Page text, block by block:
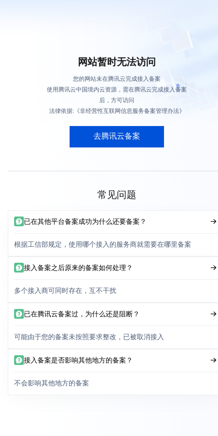
网站暂时无法访问
您的网站未在腾讯云完成接入备案
使用腾讯云中国境内云资源，需在腾讯云完成接入备案
后，方可访问
法律依据:《非经营性互联网信息服务备案管理办法》
去腾讯云备案
常见问题
已在其他平台备案成功为什么还要备案？
根据工信部规定，使用哪个接入的服务商就需要在哪里备案
接入备案之后原来的备案如何处理？
多个接入商可同时存在，互不干扰
已在腾讯云备案过，为什么还是阻断？
可能由于您的备案未按照要求整改，已被取消接入
接入备案是否影响其他地方的备案？
不会影响其他地方的备案